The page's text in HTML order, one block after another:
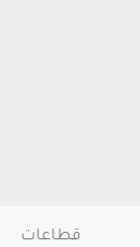
قطاعات